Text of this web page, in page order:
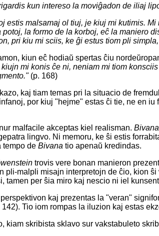
kun intereso la moviĝadon de iliaj
estis malsamaj ol tiuj, je kiuj mi kutimis.
la formo de la korboj, eĉ la maniero
pri kiu mi sciis, ke ĝi estus tiom pli
kiun eĉ hodiaŭ spertas ĉiu
mi konis ĉe ni, neniam mi tiom
(p. 168)
kaj tiam temas pri la situacio de
por kiuj "hejme" estas ĉi tie, ne en
malfacile akceptas kiel realisman.Bivana
lingvo. Ni memoru, ke ŝi estis
tempo deBivana tio apenaŭ kredindas.
trovis vere bonan manieron
pli-malpli misajn interpretojn de ĉio, kion
tamen per ŝia miro kaj nescio ni iel
kaj prezentas la "veran"
Tio iom rompas la iluzion kaj estas
kiam skribista sklavo sur vakstabuleto